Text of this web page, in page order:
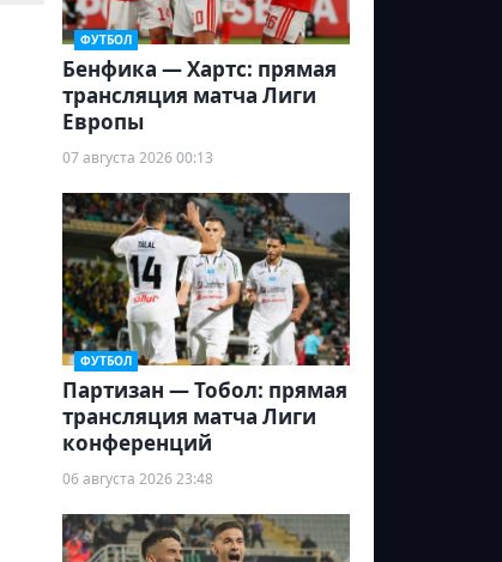
ФУТБОЛ
Бенфика — Хартс: прямая
трансляция матча Лиги
Европы
07 августа 2026 00:13
ФУТБОЛ
Партизан — Тобол: прямая
трансляция матча Лиги
конференций
06 августа 2026 23:48